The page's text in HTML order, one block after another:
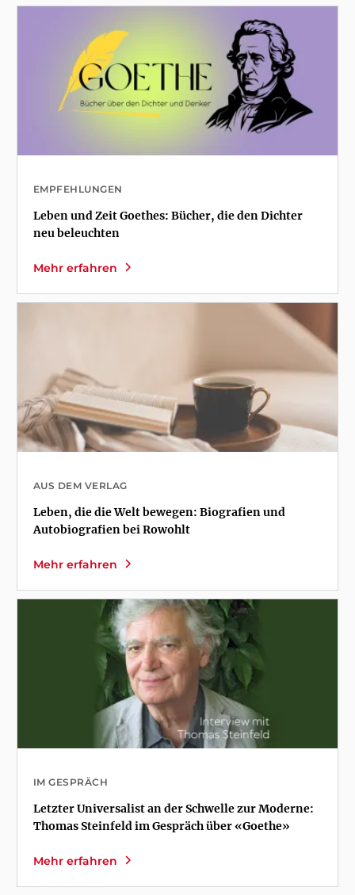
EMPFEHLUNGEN
Leben und Zeit Goethes: Bücher, die den Dichter
neu beleuchten
Mehr erfahren
AUS DEM VERLAG
Leben, die die Welt bewegen: Biografien und
Autobiografien bei Rowohlt
Mehr erfahren
IM GESPRÄCH
Letzter Universalist an der Schwelle zur Moderne:
Thomas Steinfeld im Gespräch über «Goethe»
Mehr erfahren